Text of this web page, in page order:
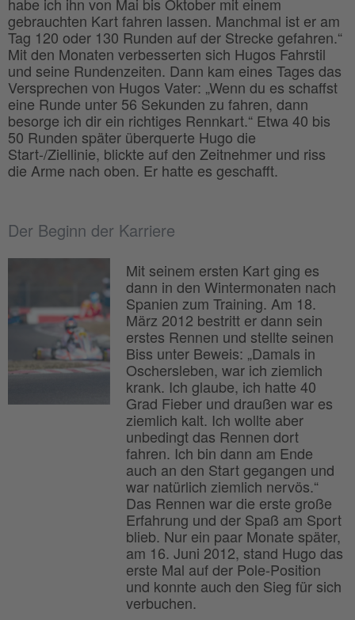
gebrauchten Kart fahren lassen. Manchmal ist er am
Tag 120 oder 130 Runden auf der Strecke gefahren.“
Mit den Monaten verbesserten sich Hugos Fahrstil
und seine Rundenzeiten. Dann kam eines Tages das
Versprechen von Hugos Vater: „Wenn du es schaffst
eine Runde unter 56 Sekunden zu fahren, dann
besorge ich dir ein richtiges Rennkart.“ Etwa 40 bis
50 Runden später überquerte Hugo die
Start-/Ziellinie, blickte auf den Zeitnehmer und riss
die Arme nach oben. Er hatte es geschafft.
Der Beginn der Karriere
Mit seinem ersten Kart ging es
dann in den Wintermonaten nach
Spanien zum Training. Am 18.
März 2012 bestritt er dann sein
erstes Rennen und stellte seinen
Biss unter Beweis: „Damals in
Oschersleben, war ich ziemlich
krank. Ich glaube, ich hatte 40
Grad Fieber und draußen war es
ziemlich kalt. Ich wollte aber
unbedingt das Rennen dort
fahren. Ich bin dann am Ende
auch an den Start gegangen und
war natürlich ziemlich nervös.“
Das Rennen war die erste große
Erfahrung und der Spaß am Sport
blieb. Nur ein paar Monate später,
am 16. Juni 2012, stand Hugo das
erste Mal auf der Pole-Position
und konnte auch den Sieg für sich
verbuchen.